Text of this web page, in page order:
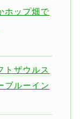
ホップ畑で
トザウルス
ブルーイン